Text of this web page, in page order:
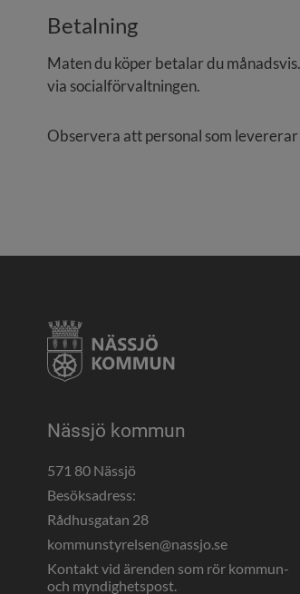
Betalning
Maten du köper betalar du
via socialförvaltningen.
Observera att personal som
Nässjö kommun
571 80 Nässjö
Besöksadress:
Rådhusgatan 28
kommunstyrelsen@nassjo.se
Kontakt vid ärenden som rör kommun-
och myndighetspost.